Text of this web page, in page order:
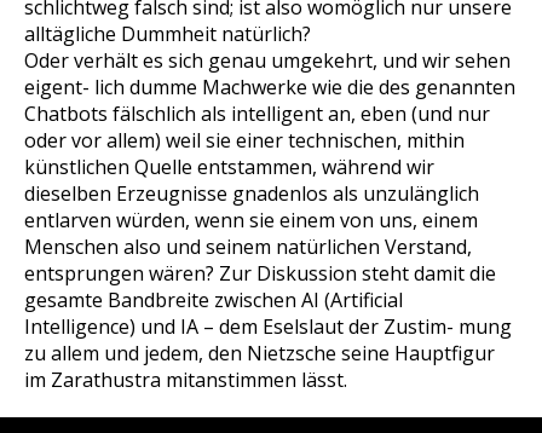
schlichtweg falsch sind; ist also womöglich nur unsere
alltägliche Dummheit natürlich?
Oder verhält es sich genau umgekehrt, und wir sehen
eigent- lich dumme Machwerke wie die des genannten
Chatbots fälschlich als intelligent an, eben (und nur
oder vor allem) weil sie einer technischen, mithin
künstlichen Quelle entstammen, während wir
dieselben Erzeugnisse gnadenlos als unzulänglich
entlarven würden, wenn sie einem von uns, einem
Menschen also und seinem natürlichen Verstand,
entsprungen wären? Zur Diskussion steht damit die
gesamte Bandbreite zwischen AI (Artificial
Intelligence) und IA – dem Eselslaut der Zustim- mung
zu allem und jedem, den Nietzsche seine Hauptfigur
im Zarathustra mitanstimmen lässt.